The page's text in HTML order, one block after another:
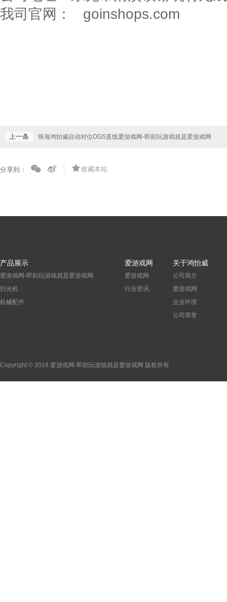
我司官网：
goinshops.com
上一条 珠海鸿怡威自动对位OGS直线爱游戏网-即刻玩游戏就是爱游戏网
分享到： 收藏本站
产品展示
爱游戏网-即刻玩游戏就是爱游戏网
扫光机
机械配件
爱游戏网
爱游戏网
行业资讯
关于鸿怡威
公司简介
爱游戏网
企业环境
公司荣誉
Copyright © 2018 爱游戏网-即刻玩游戏就是爱游戏网 版权所有